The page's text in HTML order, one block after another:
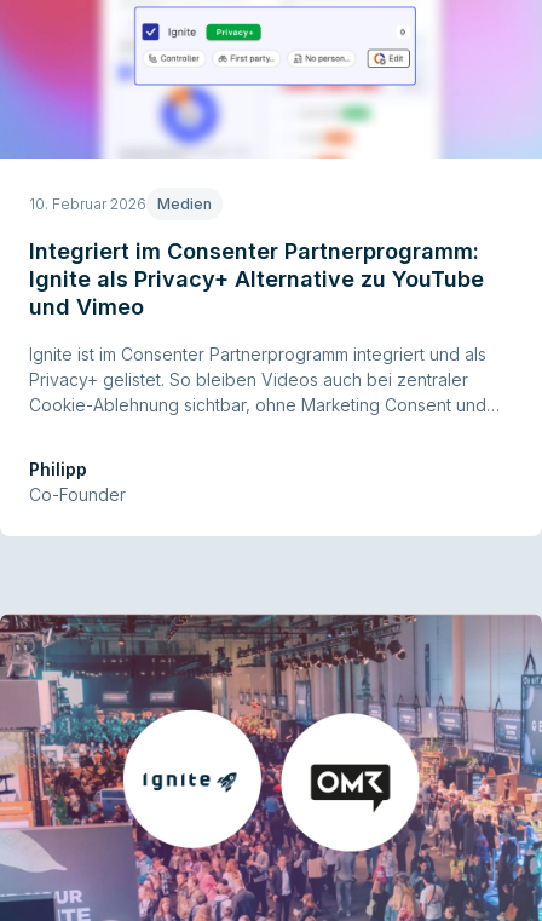
10. Februar 2026 Medien
Integriert im Consenter Partnerprogramm:
Ignite als Privacy+ Alternative zu YouTube
und Vimeo
Ignite ist im Consenter Partnerprogramm integriert und als
Privacy+ gelistet. So bleiben Videos auch bei zentraler
Cookie-Ablehnung sichtbar, ohne Marketing Consent und
Philipp
Co-Founder